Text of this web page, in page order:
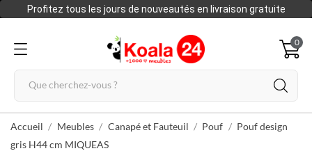
Profitez tous les jours de nouveautés en livraison gratuite
0
Accueil Meubles Canapé et Fauteuil Pouf
Pouf design
gris H44 cm MIQUEAS